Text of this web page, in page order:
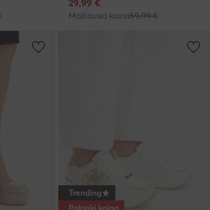
29,99 €
Mažiausia kaina59,99 €
Trending
Palanki kaina